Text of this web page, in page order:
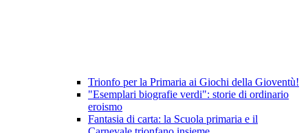
Trionfo per la Primaria ai Giochi della Gioventù!
"Esemplari biografie verdi": storie di ordinario
eroismo
Fantasia di carta: la Scuola primaria e il